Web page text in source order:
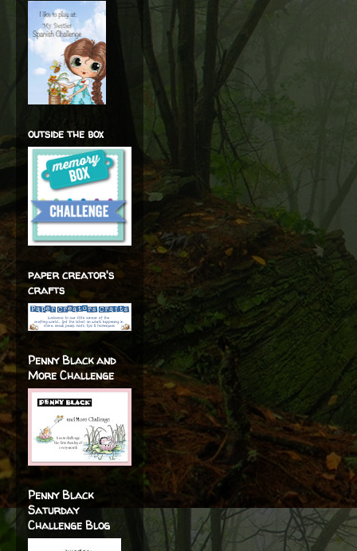
outside the box
paper creator's
crafts
Penny Black and
More Challenge
Penny Black
Saturday
Challenge Blog